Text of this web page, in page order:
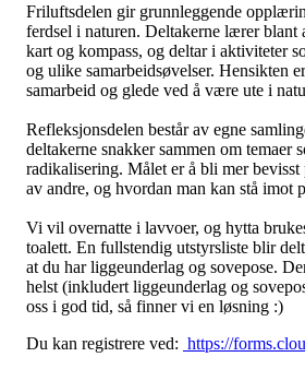
Friluftsdelen gir grunnleggende
ferdsel i naturen. Deltakerne lærer blant
kart og kompass, og deltar i aktiviteter
og ulike samarbeidsøvelser. Hensikten
samarbeid og glede ved å være ute i
Refleksjonsdelen består av egne
deltakerne snakker sammen om temaer
radikalisering. Målet er å bli mer
av andre, og hvordan man kan stå imot
Vi vil overnatte i lavvoer, og hytta
toalett. En fullstendig utstyrsliste blir
at du har liggeunderlag og sovepose.
helst (inkludert liggeunderlag og
oss i god tid, så finner vi en løsning :)
Du kan registrere ved: https://